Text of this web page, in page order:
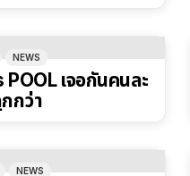
NEWS
เจอกันคนละ
กว่า
NEWS